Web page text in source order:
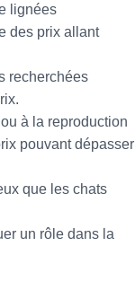
lignées
des prix allant
recherchées
à la reproduction
pouvant dépasser
que les chats
un rôle dans la